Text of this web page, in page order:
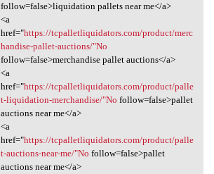
follow=false>liquidation pallets near me</a>
<a
href="https://tcpalletliquidators.com/product/merc
handise-pallet-auctions/"No
follow=false>merchandise pallet auctions</a>
<a
href="https://tcpalletliquidators.com/product/palle
t-liquidation-merchandise/"No follow=false>pallet
auctions near me</a>
<a
href="https://tcpalletliquidators.com/product/palle
t-auctions-near-me/"No follow=false>pallet
auctions near me</a>